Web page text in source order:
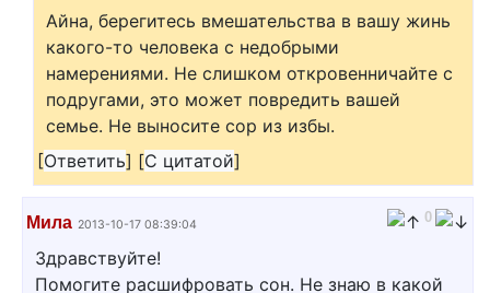
Айна, берегитесь вмешательства в вашу жинь
какого-то человека с недобрыми
намерениями. Не слишком откровенничайте с
подругами, это может повредить вашей
семье. Не выносите сор из избы.
[Ответить] [С цитатой]
Мила 2013-10-17 08:39:04 0
Здравствуйте!
Помогите расшифровать сон. Не знаю в какой